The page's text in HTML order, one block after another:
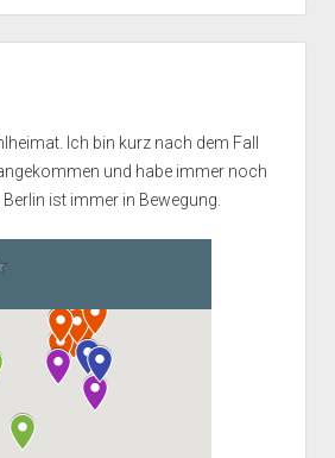
Ich bin kurz nach dem Fall
und habe immer noch
ist immer in Bewegung.